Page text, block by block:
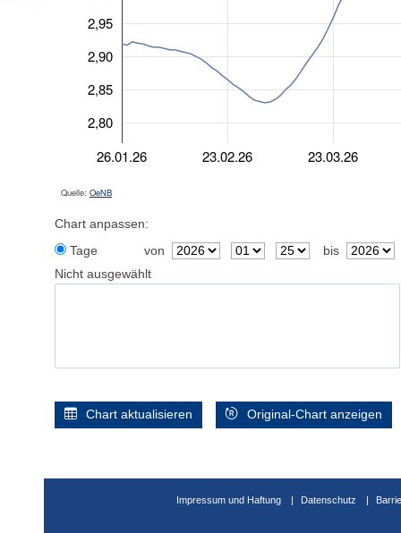
26.01.26 23.02.26 23.03.26
2,80
2,85
2,90
2,95
Quelle: OeNB
Chart anpassen:
Tage
von
bis
Nicht ausgewählt
Chart aktualisieren Original-Chart anzeigen
Impressum und Haftung Datenschutz